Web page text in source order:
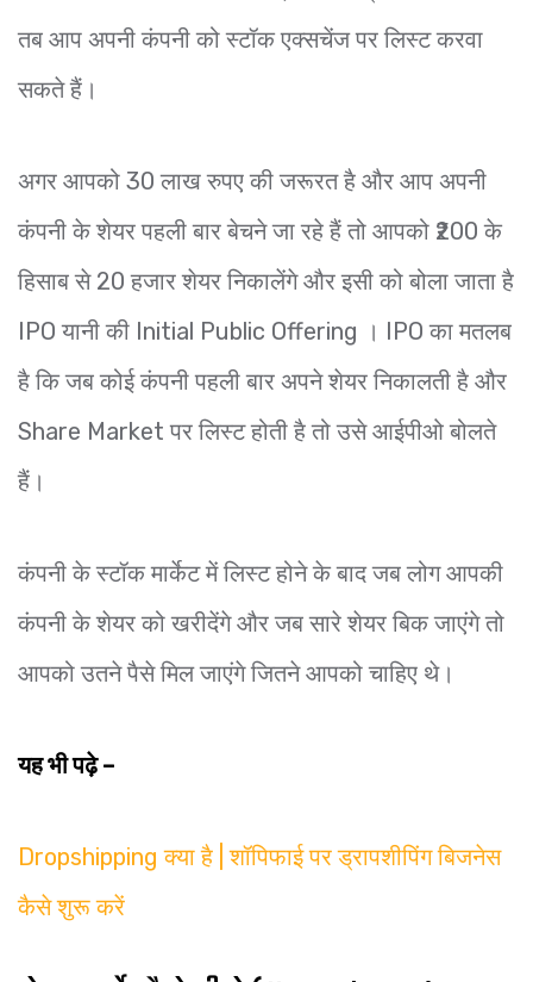
तब आप अपनी कंपनी को स्टॉक एक्सचेंज पर लिस्ट करवा
सकते हैं।
अगर आपको 30 लाख रुपए की जरूरत है और आप अपनी
कंपनी के शेयर पहली बार बेचने जा रहे हैं तो आपको ₹200 के
हिसाब से 20 हजार शेयर निकालेंगे और इसी को बोला जाता है
IPO यानी की Initial Public Offering । IPO का मतलब
है कि जब कोई कंपनी पहली बार अपने शेयर निकालती है और
Share Market पर लिस्ट होती है तो उसे आईपीओ बोलते
हैं।
कंपनी के स्टॉक मार्केट में लिस्ट होने के बाद जब लोग आपकी
कंपनी के शेयर को खरीदेंगे और जब सारे शेयर बिक जाएंगे तो
आपको उतने पैसे मिल जाएंगे जितने आपको चाहिए थे।
यह भी पढ़े –
Dropshipping क्या है | शॉपिफाई पर ड्रापशीपिंग बिजनेस
कैसे शुरू करें